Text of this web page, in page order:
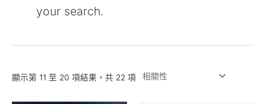
your search.
顯示第 11 至 20 項結果，共 22 項